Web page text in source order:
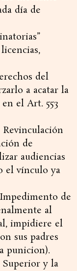
día de
del
a acatar la
el Art. 553
de
audiencias
el vínculo ya
de
al
impidiere el
sus padres
punicion).
y la